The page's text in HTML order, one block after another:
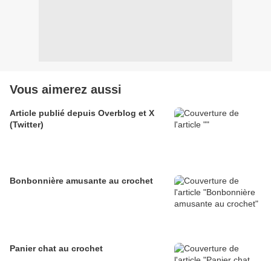
Vous aimerez aussi
Article publié depuis Overblog et X
(Twitter)
Bonbonnière amusante au crochet
Panier chat au crochet